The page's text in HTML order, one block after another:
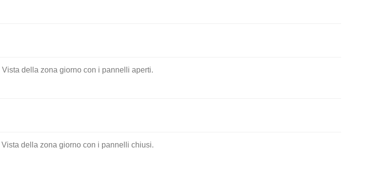
Vista della zona giorno con i pannelli aperti.
Vista della zona giorno con i pannelli chiusi.